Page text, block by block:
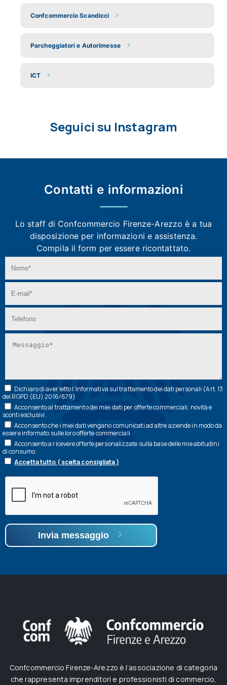
Confcommercio Scandicci
Parcheggiatori e Autorimesse
ICT
Seguici su Instagram
Contatti e informazioni
Lo staff di Confcommercio Firenze-Arezzoè a tua
disposizione per informazioni e assistenza.
Compila il form per essere ricontattato.
Dichiaro di aver letto l’Informativa sul trattamento dei dati personali (Art. 13
del RGPD (EU) 2016/679)
Acconsento al trattamento dei miei dati per offerte commerciali, novità e
sconti esclusivi.
Acconsento che i miei dati vengano comunicati ad altre aziende in modo da
essere informato sulle loro offerte commerciali.
Acconsento a ricevere offerte personalizzate sulla base delle mie abitudini
di consumo.
Accetta tutto ( scelta consigliata )
Invia messaggio
Confcommercio Firenze-Arezzo è l’associazione di categoria
che rappresenta imprenditori e professionisti di commercio,